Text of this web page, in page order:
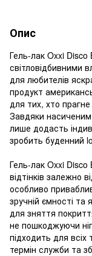
Опис
Гель-лак Oxxi Disco
світловідбивними
для любителів
продукт
для тих, хто
Завдяки насиченим
лише додасть
зробить буденний
Гель-лак Oxxi Disco
відтінків залежно
особливо
зручній ємності та
для зняття
не пошкоджуючи
підходить для всіх
термін служби та